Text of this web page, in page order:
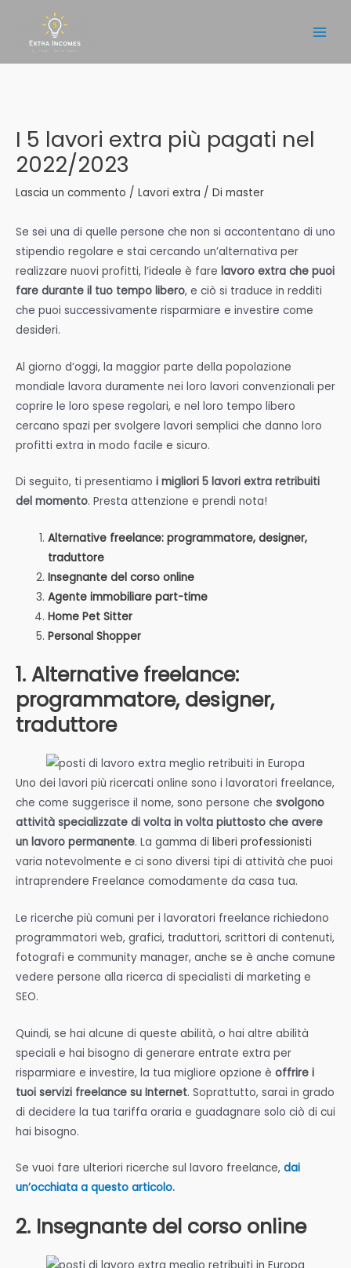
contenuto
I 5 lavori extra più pagati nel
2022/2023
Lascia un commento / Lavori extra / Di master
Se sei una di quelle persone che non si accontentano di uno
stipendio regolare e stai cercando un’alternativa per
realizzare nuovi profitti, l’ideale è fare lavoro extra che puoi
fare durante il tuo tempo libero, e ciò si traduce in redditi
che puoi successivamente risparmiare e investire come
desideri.
Al giorno d’oggi, la maggior parte della popolazione
mondiale lavora duramente nei loro lavori convenzionali per
coprire le loro spese regolari, e nel loro tempo libero
cercano spazi per svolgere lavori semplici che danno loro
profitti extra in modo facile e sicuro.
Di seguito, ti presentiamo i migliori 5 lavori extra retribuiti
del momento. Presta attenzione e prendi nota!
Alternative freelance: programmatore, designer,
traduttore
Insegnante del corso online
Agente immobiliare part-time
Home Pet Sitter
Personal Shopper
1. Alternative freelance:
programmatore, designer,
traduttore
Uno dei lavori più ricercati online sono i lavoratori freelance,
che come suggerisce il nome, sono persone che svolgono
attività specializzate di volta in volta piuttosto che avere
un lavoro permanente. La gamma di liberi professionisti
varia notevolmente e ci sono diversi tipi di attività che puoi
intraprendere Freelance comodamente da casa tua.
Le ricerche più comuni per i lavoratori freelance richiedono
programmatori web, grafici, traduttori, scrittori di contenuti,
fotografi e community manager, anche se è anche comune
vedere persone alla ricerca di specialisti di marketing e
SEO.
Quindi, se hai alcune di queste abilità, o hai altre abilità
speciali e hai bisogno di generare entrate extra per
risparmiare e investire, la tua migliore opzione è offrire i
tuoi servizi freelance su Internet. Soprattutto, sarai in grado
di decidere la tua tariffa oraria e guadagnare solo ciò di cui
hai bisogno.
Se vuoi fare ulteriori ricerche sul lavoro freelance, dai
un’occhiata a questo articolo.
2. Insegnante del corso online